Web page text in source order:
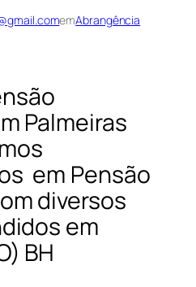
emAbrangência
Palmeiras
em Pensão
diversos
em
BH